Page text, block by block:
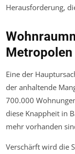
Herausforderung,
Metropolen
Eine der
der anhaltende
700.000
diese Knappheit in
mehr vorhanden
Verschärft wird die